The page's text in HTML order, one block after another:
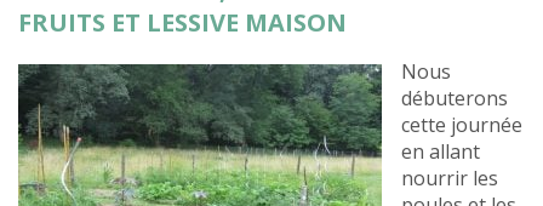
FRUITS ET LESSIVE MAISON
Nous
débuterons
cette journée
en allant
nourrir les